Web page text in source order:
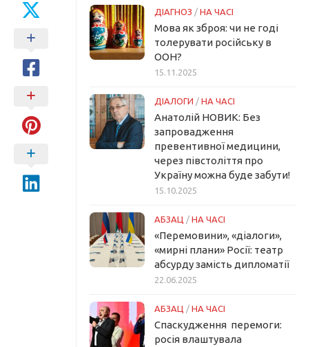
ДІАГНОЗ / НА ЧАСІ
Мова як зброя: чи не годі
толерувати російську в
ООН?
15.11.2025
ДІАЛОГИ / НА ЧАСІ
Анатолій НОВИК: Без
запровадження
превентивної медицини,
через півстоліття про
Україну можна буде забути!
15.10.2025
АБЗАЦ / НА ЧАСІ
«Перемовини», «діалоги»,
«мирні плани» Росії: театр
абсурду замість дипломатії
22.06.2025
АБЗАЦ / НА ЧАСІ
Спаскудження перемоги:
росія влаштувала